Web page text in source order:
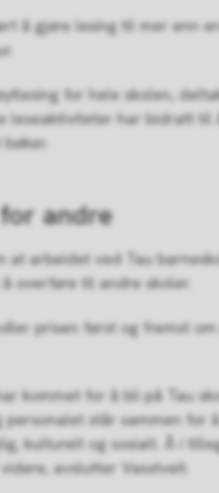
å gjøre lesing til mer enn
for hele skolen,
leseaktiviteter har bidratt til
andre
at arbeidet ved Tau
overføre til andre skoler.
prisen først og fremst
kommet for å bli på Tau
personalet står sammen for
kulturelt og sosialt. Å i
avslutter Vasstveit.